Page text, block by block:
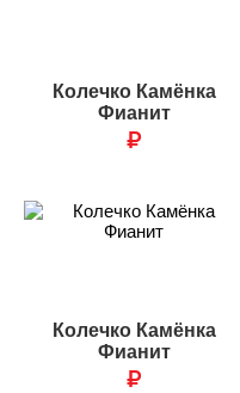
Колечко Камёнка
Фианит
₽
Колечко Камёнка
Фианит
₽